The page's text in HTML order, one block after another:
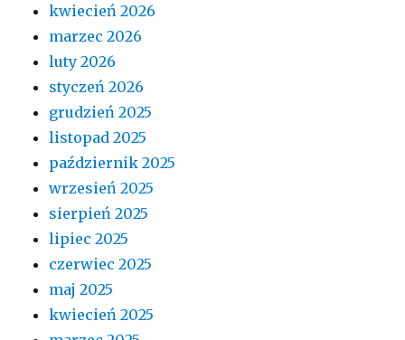
kwiecień 2026
marzec 2026
luty 2026
styczeń 2026
grudzień 2025
listopad 2025
październik 2025
wrzesień 2025
sierpień 2025
lipiec 2025
czerwiec 2025
maj 2025
kwiecień 2025